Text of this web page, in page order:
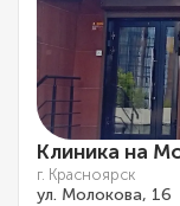
Клиника на
г. Красноярск
ул. Молокова, 16